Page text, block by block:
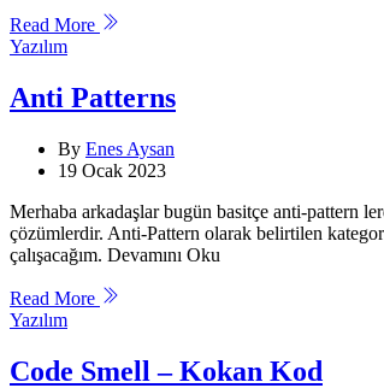
Read More
Categories
Yazılım
Anti Patterns
By Enes Aysan
19 Ocak 2023
Merhaba arkadaşlar bugün basitçe anti-pattern
çözümlerdir. Anti-Pattern olarak belirtilen
çalışacağım. Devamını Oku
Read More
Categories
Yazılım
Code Smell – Kokan Kod